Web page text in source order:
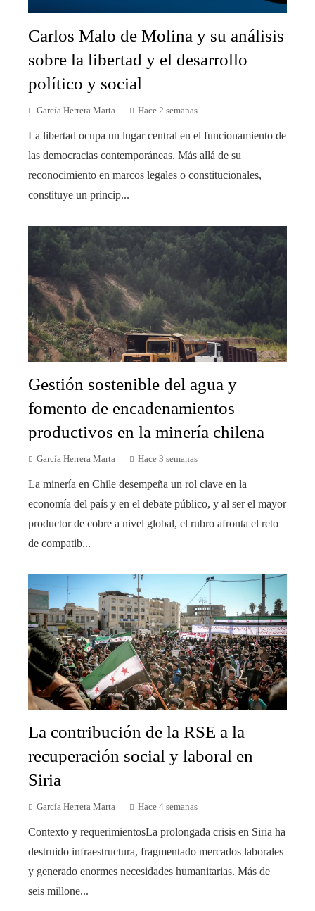
Carlos Malo de Molina y su análisis
sobre la libertad y el desarrollo
político y social
García Herrera Marta Hace 2 semanas
La libertad ocupa un lugar central en el funcionamiento de
las democracias contemporáneas. Más allá de su
reconocimiento en marcos legales o constitucionales,
constituye un princip...
Gestión sostenible del agua y
fomento de encadenamientos
productivos en la minería chilena
García Herrera Marta Hace 3 semanas
La minería en Chile desempeña un rol clave en la
economía del país y en el debate público, y al ser el mayor
productor de cobre a nivel global, el rubro afronta el reto
de compatib...
La contribución de la RSE a la
recuperación social y laboral en
Siria
García Herrera Marta Hace 4 semanas
Contexto y requerimientosLa prolongada crisis en Siria ha
destruido infraestructura, fragmentado mercados laborales
y generado enormes necesidades humanitarias. Más de
seis millone...